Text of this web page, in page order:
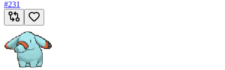
#231